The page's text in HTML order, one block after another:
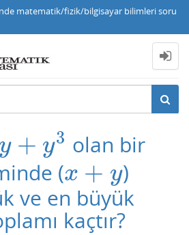
matematik/fizik/bilgisayar bilimleri soru
+ y3 olan bir
(x + y
x+y
)
ve en büyük
kaçtır?